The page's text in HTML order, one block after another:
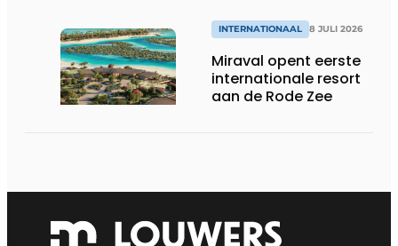
INTERNATIONAAL 8 JULI 2026
Miraval opent eerste
internationale resort
aan de Rode Zee